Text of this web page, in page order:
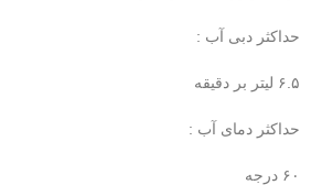
حداکثر دبی آب :
۶.۵ لیتر بر دقیقه
حداکثر دمای آب :
۶۰ درجه